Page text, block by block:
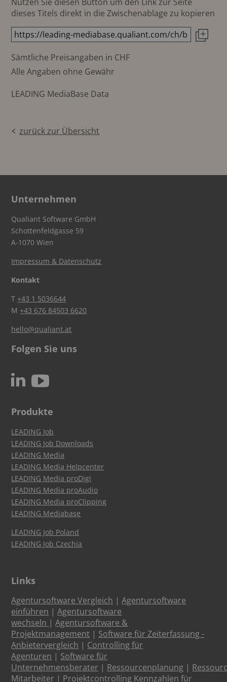
dieses Titels direkt in die Zwischenablage zu kopieren
Sämtliche Preisangaben in CHF
Alle Angaben ohne Gewähr
LEADING MediaBase Data
zurück zur Übersicht
Unternehmen
Qualiant Software GmbH
Schottenfeldgasse 59
A-1070 Wien
Impressum & Datenschutz
Kontakt
T+43 1 5036644
M+43 676 84503 6620
hello@qualiant.at
Folgen Sie uns
N c
Produkte
LEADING Job
LEADING Job Downloads
LEADING Media
LEADING Media Helpcenter
LEADING Media proDigi
LEADING Media proAudio
LEADING Media proClipping
LEADING Mediabase
LEADING Job Poland
LEADING Job Czechia
Links
Agentursoftware Vergleich |Agentursoftware
einführen |Agentursoftware
wechseln |Agentursoftware &
Projektmanagement | Software für Zeiterfassung -
Anbietervergleich | Controlling für
Agenturen | Software für
Unternehmensberater | Ressourcenplanung |
Mitarbeiter | Projektcontrolling Kennzahlen für